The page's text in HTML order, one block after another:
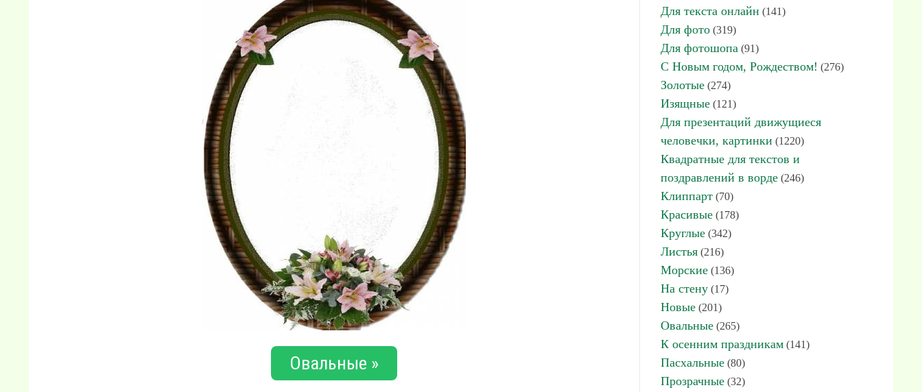
Овальные »
Для текста онлайн (141)
Для фото (319)
Для фотошопа (91)
С Новым годом, Рождеством! (276)
Золотые (274)
Изящные (121)
Для презентаций движущиеся
человечки, картинки (1220)
Квадратные для текстов и
поздравлений в ворде (246)
Клиппарт (70)
Красивые (178)
Круглые (342)
Листья (216)
Морские (136)
На стену (17)
Новые (201)
Овальные (265)
К осенним праздникам (141)
Пасхальные (80)
Прозрачные (32)